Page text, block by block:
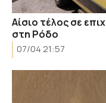
Αίσιο τέλος σε
στη Ρόδο
07/04 21:57